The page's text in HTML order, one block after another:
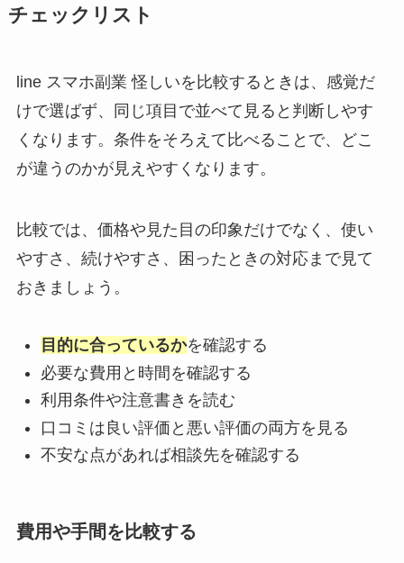
チェックリスト
line スマホ副業 怪しいを比較するときは、感覚だ
けで選ばず、同じ項目で並べて見ると判断しやす
くなります。条件をそろえて比べることで、どこ
が違うのかが見えやすくなります。
比較では、価格や見た目の印象だけでなく、使い
やすさ、続けやすさ、困ったときの対応まで見て
おきましょう。
目的に合っているかを確認する
必要な費用と時間を確認する
利用条件や注意書きを読む
口コミは良い評価と悪い評価の両方を見る
不安な点があれば相談先を確認する
費用や手間を比較する